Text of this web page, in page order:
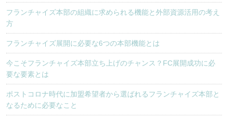
ン
フランチャイズ本部の組織に求められる機能と外部資源活用の考え
方
フランチャイズ展開に必要な6つの本部機能とは
今こそフランチャイズ本部立ち上げのチャンス？FC展開成功に必
要な要素とは
ポストコロナ時代に加盟希望者から選ばれるフランチャイズ本部と
なるために必要なこと